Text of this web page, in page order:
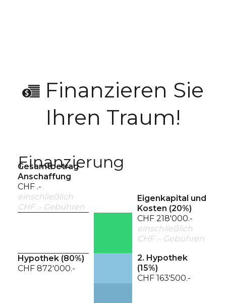
Finanzieren Sie
Ihren Traum!
Finanzierung
Gesamtbetrag
Anschaffung
CHF .-
einschließlich
CHF .- Gebühren
Eigenkapital und
Kosten (20%)
CHF 218'000.-
einschließlich
CHF .- Gebühren
Hypothek (80%)
CHF 872'000.-
2. Hypothek
(15%)
CHF 163'500.-